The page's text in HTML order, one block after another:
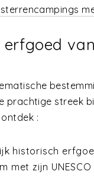
prachtige streek
:
historisch
met zijn